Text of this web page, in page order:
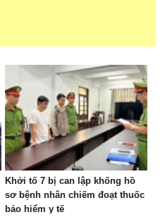
Khởi tố 7 bị can lập khống hồ
sơ bệnh nhân chiếm đoạt thuốc
bảo hiểm y tế